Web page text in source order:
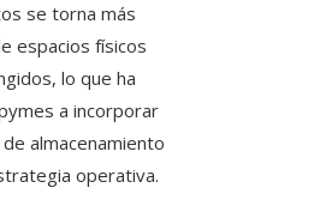
se torna más
espacios físicos
lo que ha
a incorporar
almacenamiento
operativa.